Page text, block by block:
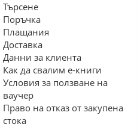
Търсене
Поръчка
Плащания
Доставка
Данни за клиента
Как да свалим е-книги
Условия за ползване на
ваучер
Право на отказ от закупена
стока